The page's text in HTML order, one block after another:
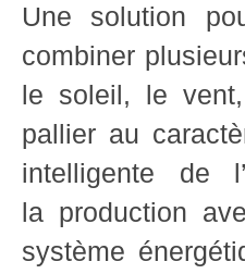
Une solution
combiner
le soleil, le
pallier au
intelligente de
la production
système